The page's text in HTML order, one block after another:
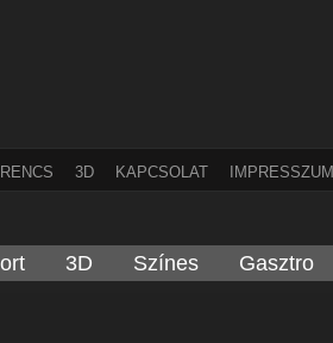
3D KAPCSOLAT IMPRESSZUM
3D Színes Gasztro